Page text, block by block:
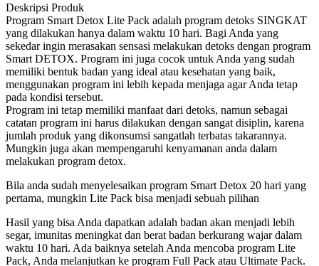
Deskripsi Produk
Program Smart Detox Lite Pack adalah program detoks SINGKAT
yang dilakukan hanya dalam waktu 10 hari. Bagi Anda yang
sekedar ingin merasakan sensasi melakukan detoks dengan program
Smart DETOX. Program ini juga cocok untuk Anda yang sudah
memiliki bentuk badan yang ideal atau kesehatan yang baik,
menggunakan program ini lebih kepada menjaga agar Anda tetap
pada kondisi tersebut.
Program ini tetap memiliki manfaat dari detoks, namun sebagai
catatan program ini harus dilakukan dengan sangat disiplin, karena
jumlah produk yang dikonsumsi sangatlah terbatas takarannya.
Mungkin juga akan mempengaruhi kenyamanan anda dalam
melakukan program detox.
Bila anda sudah menyelesaikan program Smart Detox 20 hari yang
pertama, mungkin Lite Pack bisa menjadi sebuah pilihan
Hasil yang bisa Anda dapatkan adalah badan akan menjadi lebih
segar, imunitas meningkat dan berat badan berkurang wajar dalam
waktu 10 hari. Ada baiknya setelah Anda mencoba program Lite
Pack, Anda melanjutkan ke program Full Pack atau Ultimate Pack.